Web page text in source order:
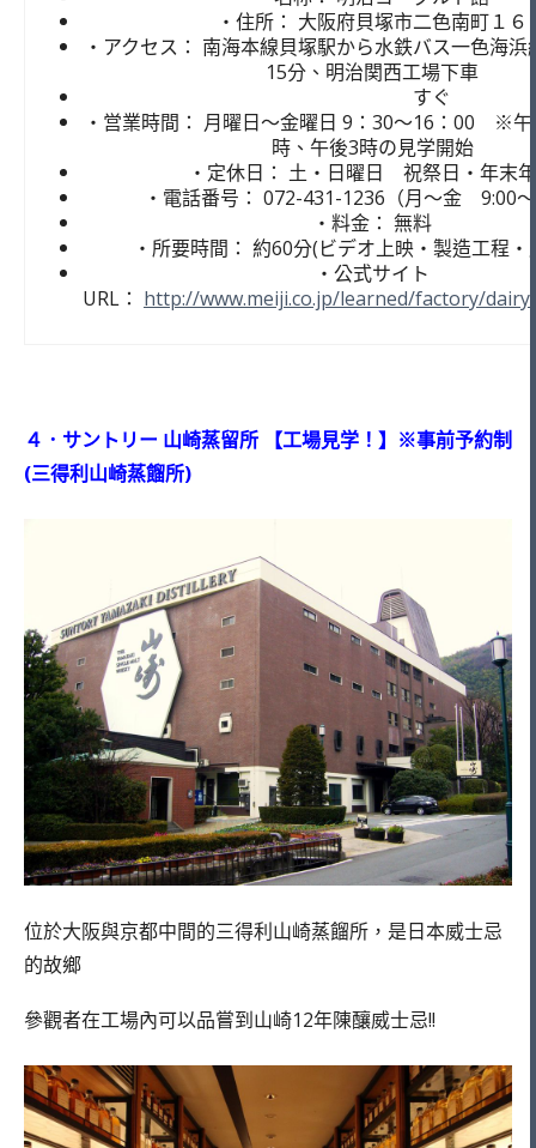
・住所： 大阪府貝塚市二色南町１６
・アクセス： 南海本線貝塚駅から水鉄バス一色海
15分、明治関西工場下車
すぐ
・営業時間： 月曜日～金曜日 9：30～16：00 ※
時、午後3時の見学開始
・定休日： 土・日曜日 祝祭日・年末
・電話番号： 072-431-1236（月～金 9:00
・料金： 無料
・所要時間： 約60分(ビデオ上映・製造工程・
・公式サイト
URL： http://www.meiji.co.jp/learned/factory/
４．サントリー 山崎蒸留所 【工場見学！】※事前予約制
(三得利山崎蒸餾所)
位於大阪與京都中間的三得利山崎蒸餾所，是日本威士忌
的故鄉
參觀者在工場內可以品嘗到山崎12年陳釀威士忌!!